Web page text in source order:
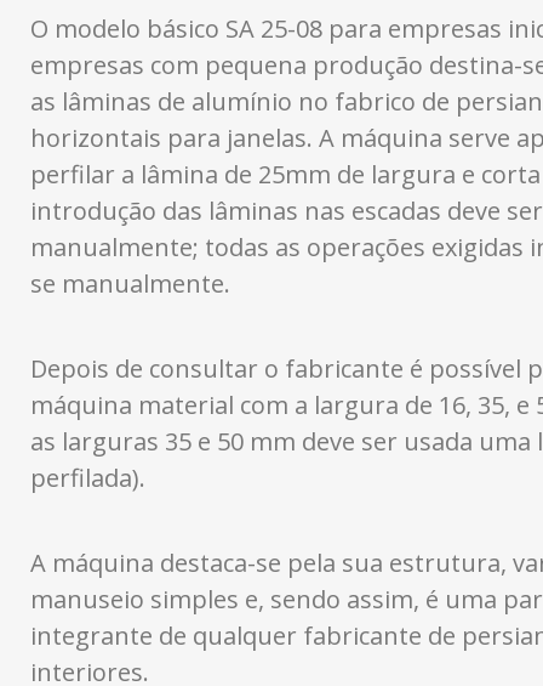
O modelo básico SA 25-08 para empresas
empresas com pequena produção destina-
as lâminas de alumínio no fabrico de
horizontais para janelas. A máquina serve
perfilar a lâmina de 25mm de largura e
introdução das lâminas nas escadas deve
manualmente; todas as operações exigidas
se manualmente.
Depois de consultar o fabricante é possível
máquina material com a largura de 16, 35, e
as larguras 35 e 50 mm deve ser usada uma
perfilada).
A máquina destaca-se pela sua estrutura,
manuseio simples e, sendo assim, é uma
integrante de qualquer fabricante de
interiores.